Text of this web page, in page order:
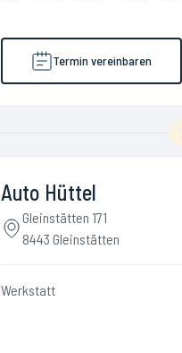
Termin vereinbaren
Auto Hüttel
Gleinstätten 171
8443 Gleinstätten
Werkstatt